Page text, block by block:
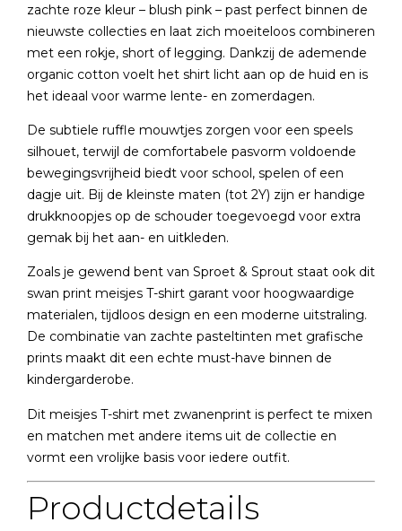
zachte roze kleur – blush pink – past perfect binnen de
nieuwste collecties en laat zich moeiteloos combineren
met een rokje, short of legging. Dankzij de ademende
organic cotton voelt het shirt licht aan op de huid en is
het ideaal voor warme lente- en zomerdagen.
De subtiele ruffle mouwtjes zorgen voor een speels
silhouet, terwijl de comfortabele pasvorm voldoende
bewegingsvrijheid biedt voor school, spelen of een
dagje uit. Bij de kleinste maten (tot 2Y) zijn er handige
drukknoopjes op de schouder toegevoegd voor extra
gemak bij het aan- en uitkleden.
Zoals je gewend bent van Sproet & Sprout staat ook dit
swan print meisjes T-shirt garant voor hoogwaardige
materialen, tijdloos design en een moderne uitstraling.
De combinatie van zachte pasteltinten met grafische
prints maakt dit een echte must-have binnen de
kindergarderobe.
Dit meisjes T-shirt met zwanenprint is perfect te mixen
en matchen met andere items uit de collectie en
vormt een vrolijke basis voor iedere outfit.
Productdetails